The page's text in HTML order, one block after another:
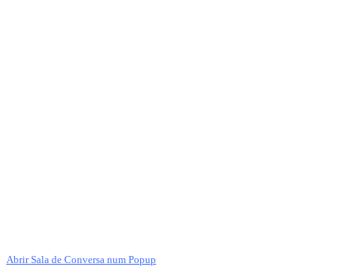
Abrir Sala de Conversa num Popup